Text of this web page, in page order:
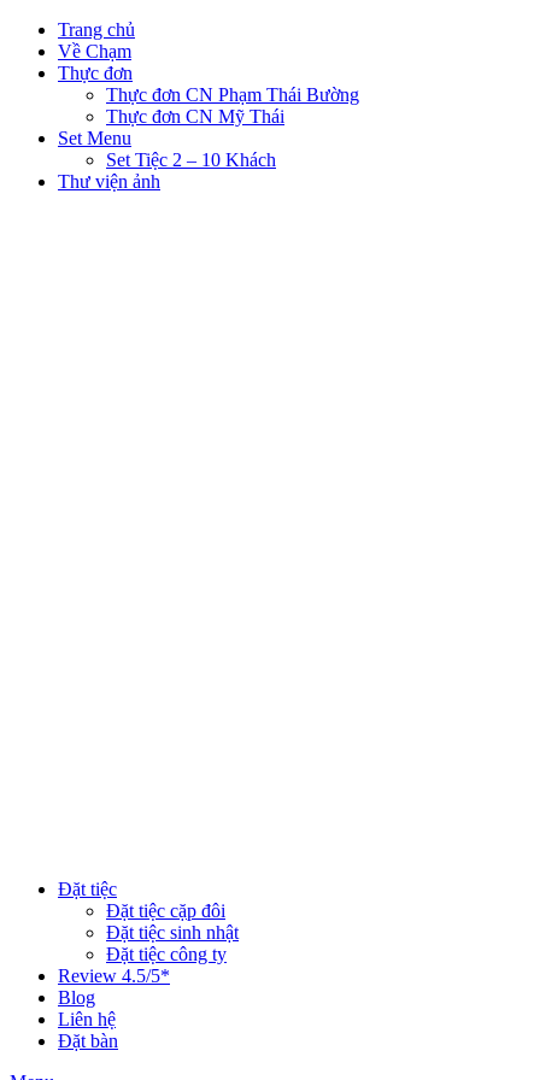
Trang chủ
Về Chạm
Thực đơn
Thực đơn CN Phạm Thái Bường
Thực đơn CN Mỹ Thái
Set Menu
Set Tiệc 2 – 10 Khách
Thư viện ảnh
Đặt tiệc
Đặt tiệc cặp đôi
Đặt tiệc sinh nhật
Đặt tiệc công ty
Review 4.5/5*
Blog
Liên hệ
Đặt bàn